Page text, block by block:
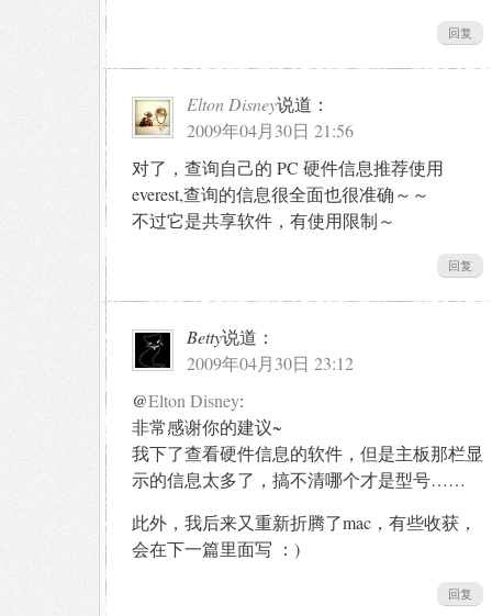
回复
Elton Disney说道：
2009年04月30日 21:56
对了，查询自己的 PC 硬件信息推荐使用
everest,查询的信息很全面也很准确～～
不过它是共享软件，有使用限制～
回复
Betty说道：
2009年04月30日 23:12
@Elton Disney:
非常感谢你的建议~
我下了查看硬件信息的软件，但是主板那栏显
示的信息太多了，搞不清哪个才是型号……
此外，我后来又重新折腾了mac，有些收获，
会在下一篇里面写 ：)
回复